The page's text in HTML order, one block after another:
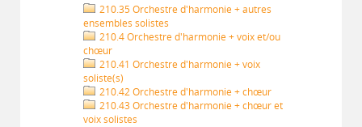
210.35 Orchestre d'harmonie + autres
ensembles solistes
210.4 Orchestre d'harmonie + voix et/ou
chœur
210.41 Orchestre d'harmonie + voix
soliste(s)
210.42 Orchestre d'harmonie + chœur
210.43 Orchestre d'harmonie + chœur et
voix solistes